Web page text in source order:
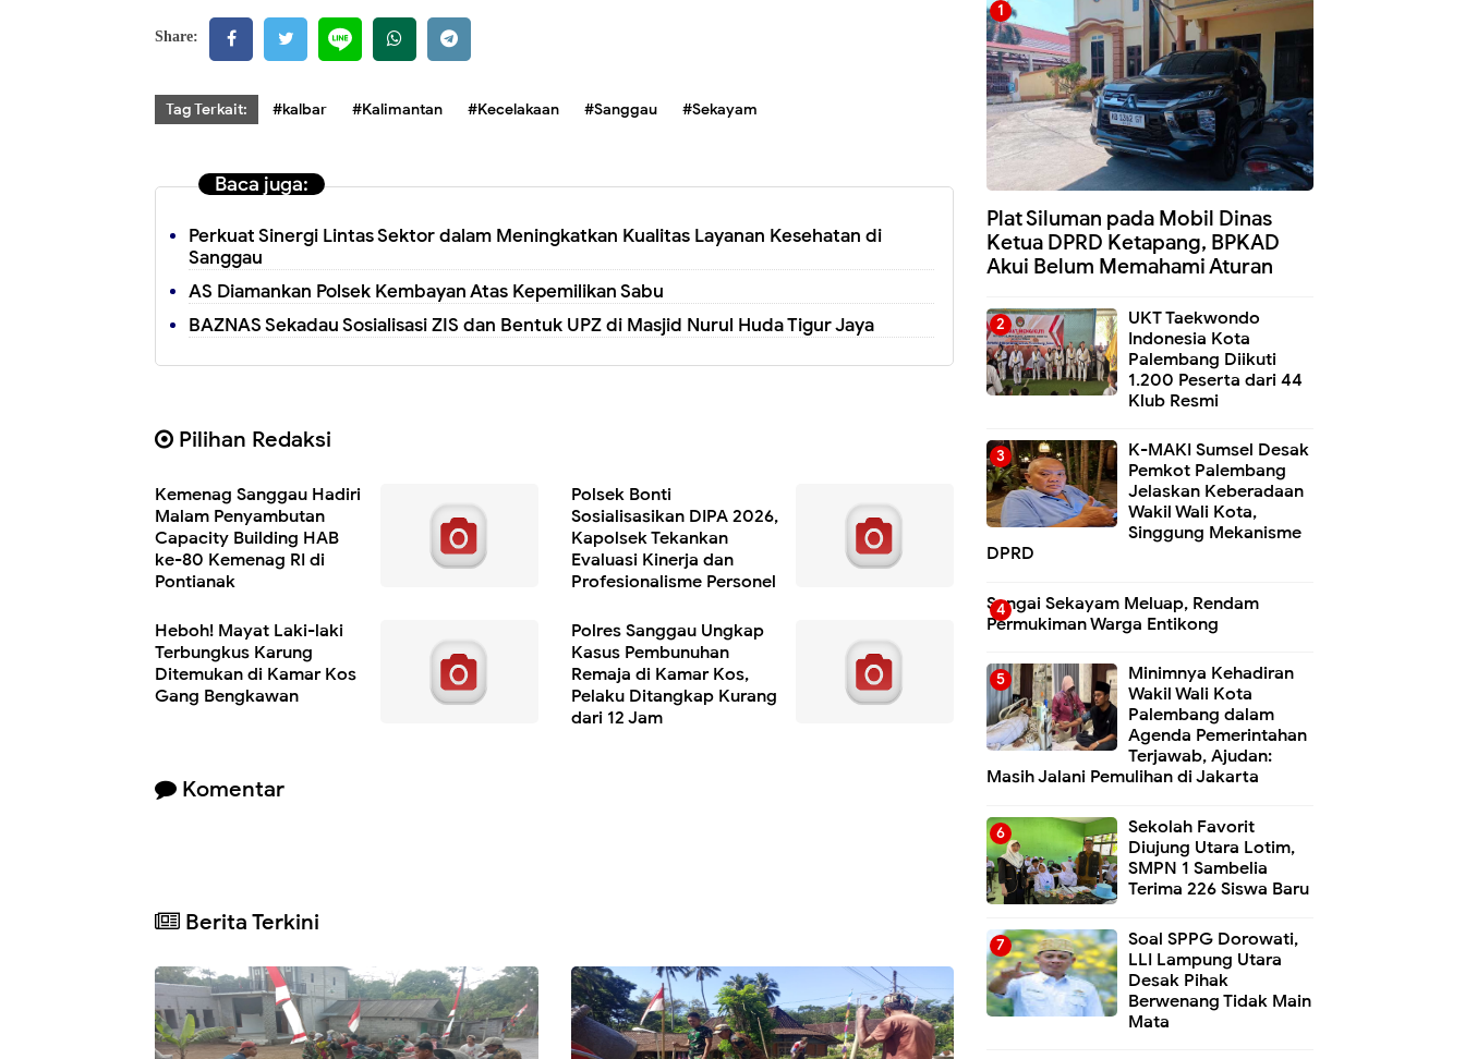
Share:
Tag Terkait: #kalbar #Kalimantan #Kecelakaan #Sanggau #Sekayam
Baca juga:
Perkuat Sinergi Lintas Sektor dalam Meningkatkan Kualitas Layanan Kesehatan di
Sanggau
AS Diamankan Polsek Kembayan Atas Kepemilikan Sabu
BAZNAS Sekadau Sosialisasi ZIS dan Bentuk UPZ di Masjid Nurul Huda Tigur Jaya
Pilihan Redaksi
Kemenag Sanggau Hadiri
Malam Penyambutan
Capacity Building HAB
ke-80 Kemenag RI di
Pontianak
Polsek Bonti
Sosialisasikan DIPA 2026,
Kapolsek Tekankan
Evaluasi Kinerja dan
Profesionalisme Personel
Heboh! Mayat Laki-laki
Terbungkus Karung
Ditemukan di Kamar Kos
Gang Bengkawan
Polres Sanggau Ungkap
Kasus Pembunuhan
Remaja di Kamar Kos,
Pelaku Ditangkap Kurang
dari 12 Jam
Komentar
Berita Terkini
Plat Siluman pada Mobil Dinas
Ketua DPRD Ketapang, BPKAD
Akui Belum Memahami Aturan
UKT Taekwondo
Indonesia Kota
Palembang Diikuti
1.200 Peserta dari 44
Klub Resmi
K-MAKI Sumsel Desak
Pemkot Palembang
Jelaskan Keberadaan
Wakil Wali Kota,
Singgung Mekanisme
DPRD
Sungai Sekayam Meluap, Rendam
Permukiman Warga Entikong
Minimnya Kehadiran
Wakil Wali Kota
Palembang dalam
Agenda Pemerintahan
Terjawab, Ajudan:
Masih Jalani Pemulihan di Jakarta
Sekolah Favorit
Diujung Utara Lotim,
SMPN 1 Sambelia
Terima 226 Siswa Baru ‎
Soal SPPG Dorowati,
LLI Lampung Utara
Desak Pihak
Berwenang Tidak Main
Mata